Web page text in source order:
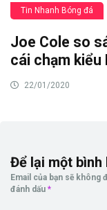
Tin Nhanh Bóng đá
Joe Cole so
cái chạm kiểu
22/01/2020
Để lại một bình
Email của bạn sẽ không
đánh dấu *